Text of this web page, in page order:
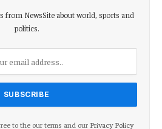
from NewsSite about world, sports and
politics.
to the our terms and our Privacy Policy